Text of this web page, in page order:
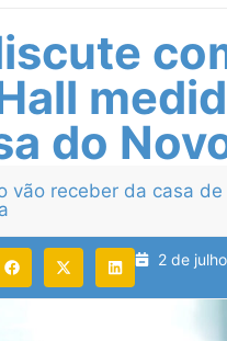
do
vão receber da casa
2 de